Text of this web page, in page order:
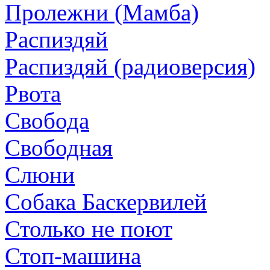
Пролежни (Мамба)
Распиздяй
Распиздяй (радиоверсия)
Рвота
Свобода
Свободная
Слюни
Собака Баскервилей
Столько не поют
Стоп-машина